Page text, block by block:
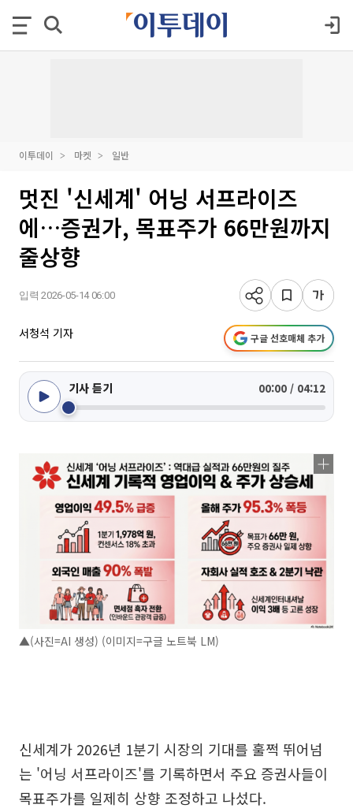
이투데이 마켓 일반
멋진 '신세계' 어닝 서프라이즈
에…증권가, 목표주가 66만원까지
줄상향
입력 2026-05-14 06:00
서청석 기자 구글 선호매체 추가
기사 듣기 00:00 / 04:12
▲(사진=AI 생성) (이미지=구글 노트북 LM)
신세계가 2026년 1분기 시장의 기대를 훌쩍 뛰어넘
는 '어닝 서프라이즈'를 기록하면서 주요 증권사들이
목표주가를 일제히 상향 조정하고 나섰다.